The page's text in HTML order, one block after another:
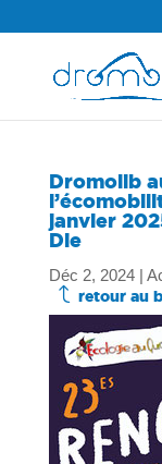
Dromolib
janvier
Die
Déc 2, 2024|
J retour au